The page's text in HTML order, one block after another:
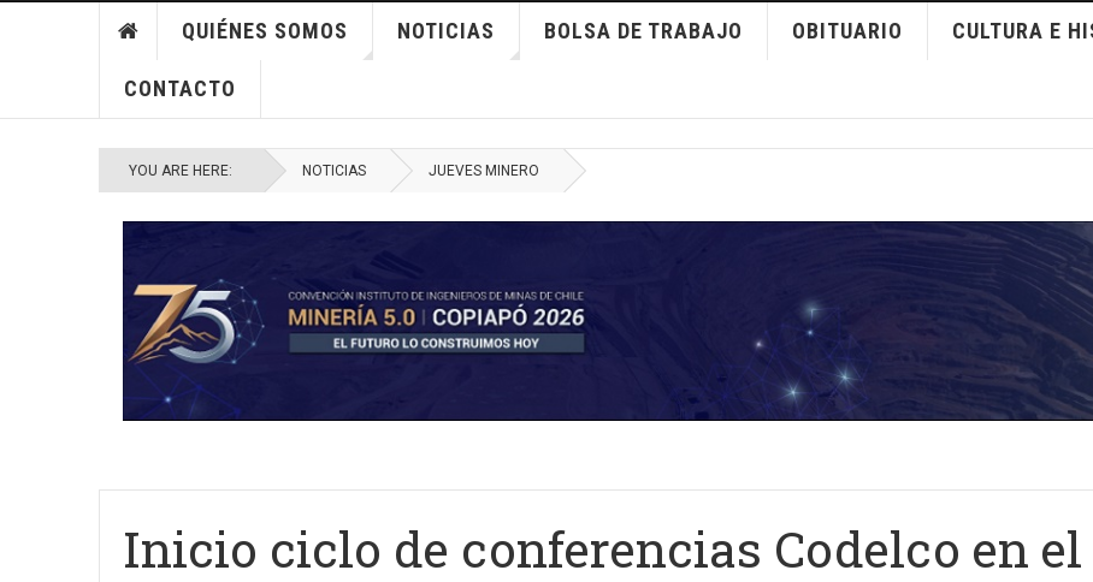
QUIÉNES SOMOS NOTICIAS BOLSA DE TRABAJO OBITUARIO CULTURA E
CONTACTO
YOU ARE HERE: NOTICIAS JUEVES MINERO
Inicio ciclo de conferencias Codelco en